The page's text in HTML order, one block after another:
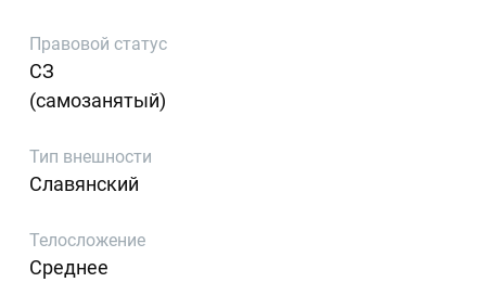
Правовой статус
СЗ
(самозанятый)
Тип внешности
Славянский
Телосложение
Среднее